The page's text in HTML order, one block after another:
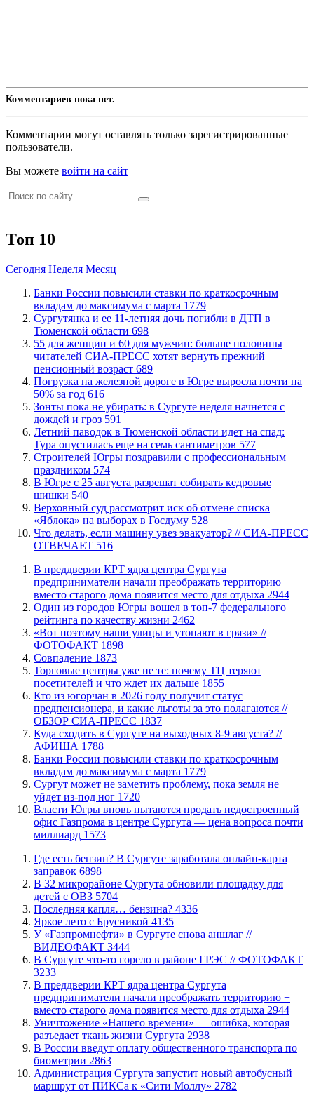
Комментариев пока нет.
Комментарии могут оставлять только зарегистрированные
пользователи.
Вы можете войти на сайт
Топ 10
Сегодня Неделя Месяц
​Банки России повысили ставки по краткосрочным
вкладам до максимума с марта 1779
Сургутянка и ее 11-летняя дочь погибли в ДТП в
Тюменской области 698
​55 для женщин и 60 для мужчин: больше половины
читателей СИА-ПРЕСС хотят вернуть прежний
пенсионный возраст 689
​Погрузка на железной дороге в Югре выросла почти на
50% за год 616
​Зонты пока не убирать: в Сургуте неделя начнется с
дождей и гроз 591
​Летний паводок в Тюменской области идет на спад:
Тура опустилась еще на семь сантиметров 577
​Строителей Югры поздравили с профессиональным
праздником 574
​В Югре с 25 августа разрешат собирать кедровые
шишки 540
​Верховный суд рассмотрит иск об отмене списка
«Яблока» на выборах в Госдуму 528
​Что делать, если машину увез эвакуатор? // СИА-ПРЕСС
ОТВЕЧАЕТ 516
​В преддверии КРТ ядра центра Сургута
предприниматели начали преображать территорию −
вместо старого дома появится место для отдыха 2944
Один из городов Югры вошел в топ-7 федерального
рейтинга по качеству жизни 2462
«Вот поэтому наши улицы и утопают в грязи» //
ФОТОФАКТ 1898
​Совпадение 1873
Торговые центры уже не те: почему ТЦ теряют
посетителей и что ждет их дальше 1855
Кто из югорчан в 2026 году получит статус
предпенсионера, и какие льготы за это полагаются //
ОБЗОР СИА-ПРЕСС 1837
​Куда сходить в Сургуте на выходных 8-9 августа? //
АФИША 1788
​Банки России повысили ставки по краткосрочным
вкладам до максимума с марта 1779
Сургут может не заметить проблему, пока земля не
уйдет из-под ног 1720
Власти Югры вновь пытаются продать недостроенный
офис Газпрома в центре Сургута — цена вопроса почти
миллиард 1573
​Где есть бензин? В Сургуте заработала онлайн-карта
заправок 6898
В 32 микрорайоне Сургута обновили площадку для
детей с ОВЗ 5704
​Последняя капля… бензина? 4336
Яркое лето с Брусникой 4135
У «Газпромнефти» в Сургуте снова аншлаг //
ВИДЕОФАКТ 3444
​В Сургуте что-то горело в районе ГРЭС // ФОТОФАКТ
3233
​В преддверии КРТ ядра центра Сургута
предприниматели начали преображать территорию −
вместо старого дома появится место для отдыха 2944
​Уничтожение «Нашего времени» — ошибка, которая
разъедает ткань жизни Сургута 2938
В России введут оплату общественного транспорта по
биометрии 2863
​Администрация Сургута запустит новый автобусный
маршрут от ПИКСа к «Сити Моллу» 2782